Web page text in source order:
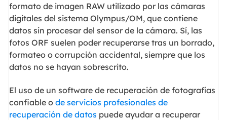
formato de imagen RAW utilizado por las cámaras
digitales del sistema Olympus/OM, que contiene
datos sin procesar del sensor de la cámara. Sí, las
fotos ORF suelen poder recuperarse tras un borrado,
formateo o corrupción accidental, siempre que los
datos no se hayan sobrescrito.
El uso de un software de recuperación de fotografías
confiable o de servicios profesionales de
recuperación de datos puede ayudar a recuperar